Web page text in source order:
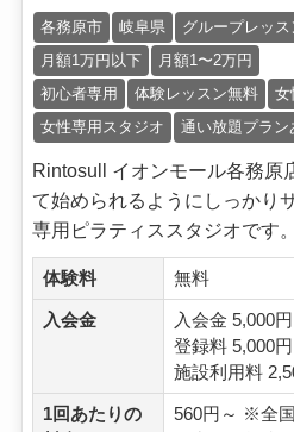
各務原市 岐阜県 グループレッス
月額1万円以下
月額1〜2万円
初心者専用
体験レッスン無料
女
女性専用スタジオ
通い放題プラン
Rintosull イオンモール各務原
て始められるようにしっかり
専用ピラティススタジオです
体験料 無料
入会金
入会金 5,000
登録料 5,000
施設利用料
1回あたりの
560円～ ※全